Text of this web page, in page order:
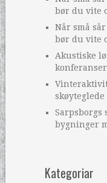
bør du vite
Når små
bør du vite
Akustiske
bygninger
Kategoriar